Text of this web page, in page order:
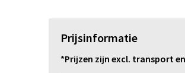
Prijsinformatie
*Prijzen zijn excl. transport